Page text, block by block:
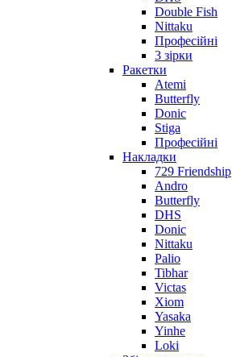
Double Fish
Nittaku
Професійні
3 зірки
Ракетки
Atemi
Butterfly
Donic
Stiga
Професійні
Накладки
729 Friendship
Andro
Butterfly
DHS
Donic
Nittaku
Palio
Tibhar
Victas
Xiom
Yasaka
Yinhe
Loki